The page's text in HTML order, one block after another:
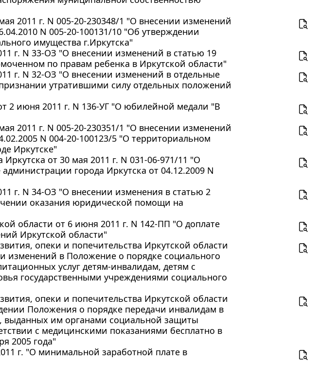
2011 г. N 005-20-230348/1 "О внесении изменений
N 005-20-100131/10 "Об утверждении
имущества г.Иркутска"
г. N 33-ОЗ "О внесении изменений в статью 19
по правам ребенка в Иркутской области"
г. N 32-ОЗ "О внесении изменений в отдельные
утратившими силу отдельных положений
2 июня 2011 г. N 136-УГ "О юбилейной медали "В
2011 г. N 005-20-230351/1 "О внесении изменений
N 004-20-100123/5 "О территориальном
Иркутске"
от 30 мая 2011 г. N 031-06-971/11 "О
города Иркутска от 04.12.2009 N
г. N 34-ОЗ "О внесении изменения в статью 2
оказания юридической помощи на
области от 6 июня 2011 г. N 142-ПП "О доплате
Иркутской области"
опеки и попечительства Иркутской области
изменений в Положение о порядке социального
услуг детям-инвалидам, детям с
государственными учреждениями социального
опеки и попечительства Иркутской области
Положения о порядке передачи инвалидам в
выданных им органами социальной защиты
с медицинскими показаниями бесплатно в
2005 года"
г. "О минимальной заработной плате в